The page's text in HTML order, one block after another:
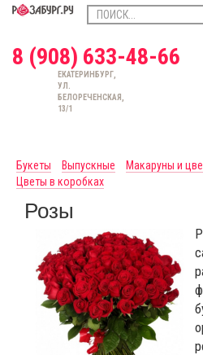
8 (908) 633-48-66
ЕКАТЕРИНБУРГ,
УЛ.
БЕЛОРЕЧЕНСКАЯ,
13/1
Букеты
Выпускные Макаруны и
Цветы в коробках
Розы